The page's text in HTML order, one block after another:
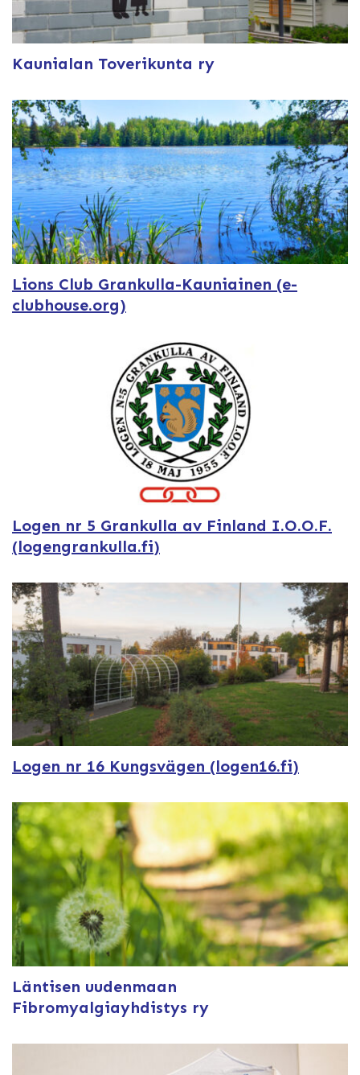
Kaunialan Toverikunta ry
Lions Club Grankulla-Kauniainen (e-
clubhouse.org)
Logen nr 5 Grankulla av Finland I.O.O.F.
(logengrankulla.fi)
Logen nr 16 Kungsvägen (logen16.fi)
Läntisen uudenmaan
Fibromyalgiayhdistys ry